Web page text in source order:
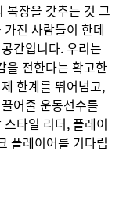
복장을 갖추는 것 그
진 사람들이 한데
간입니다. 우리는
을 전한다는 확고한
한계를 뛰어넘고,
어줄 운동선수를
타일 리더, 플레이
플레이어를 기다립